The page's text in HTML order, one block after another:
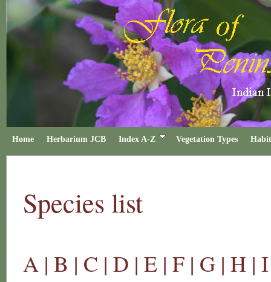
Home Herbarium JCB Index A-Z Vegetation Types
Species list
A | B | C | D | E | F | G | H |